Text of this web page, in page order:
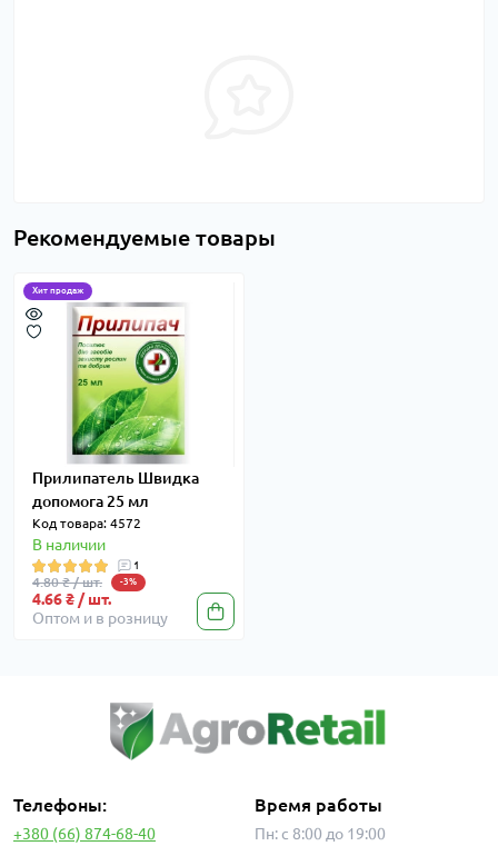
Рекомендуемые товары
Хит продаж
Прилипатель Швидка
допомога 25 мл
Код товара: 4572
В наличии
1
4.80 ₴ / шт. -3%
4.66 ₴ / шт.
Оптом и в розницу
Телефоны:
+380 (66) 874-68-40
Время работы
Пн: с 8:00 до 19:00